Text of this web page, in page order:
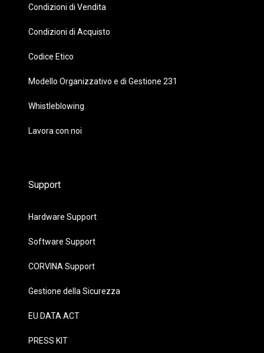
Condizioni di Vendita
Condizioni di Acquisto
Codice Etico
Modello Organizzativo e di Gestione 231
Whistleblowing
Lavora con noi
Support
Hardware Support
Software Support
CORVINA Support
Gestione della Sicurezza
EU DATA ACT
PRESS KIT